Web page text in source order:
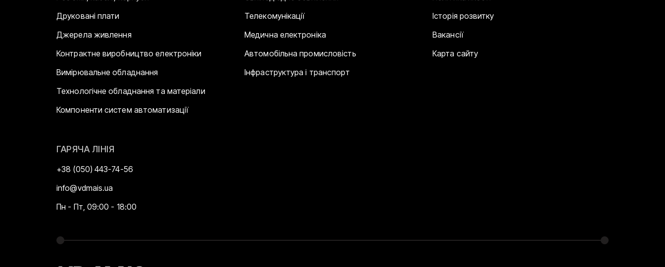
Друковані плати
Джерела живлення
Контрактне виробництво електроніки
Вимірювальне обладнання
Технологічне обладнання та матеріали
Компоненти систем автоматизації
Телекомунікації
Медична електроніка
Автомобільна промисловість
Інфраструктура і транспорт
Історія розвитку
Вакансії
Карта сайту
ГАРЯЧА ЛІНІЯ
+38 (050) 443-74-56
info@vdmais.ua
Пн - Пт, 09:00 - 18:00